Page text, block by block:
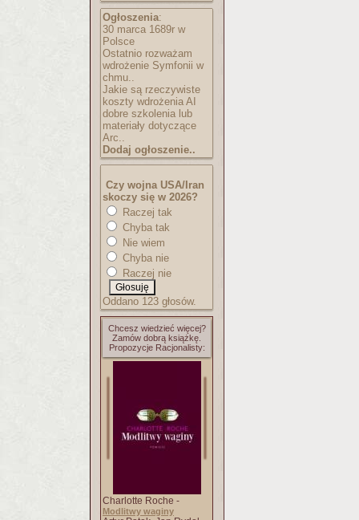
Ogłoszenia:
30 marca 1689r w
Polsce
Ostatnio rozważam
wdrożenie Symfonii w
chmu..
Jakie są rzeczywiste
koszty wdrożenia AI
dobre szkolenia lub
materiały dotyczące
Arc..
Dodaj ogłoszenie..
Czy wojna USA/Iran
skoczy się w 2026?
Raczej tak
Chyba tak
Nie wiem
Chyba nie
Raczej nie
Oddano 123 głosów.
Chcesz wiedzieć więcej?
Zamów dobrą książkę.
Propozycje Racjonalisty:
Charlotte Roche -
Modlitwy waginy